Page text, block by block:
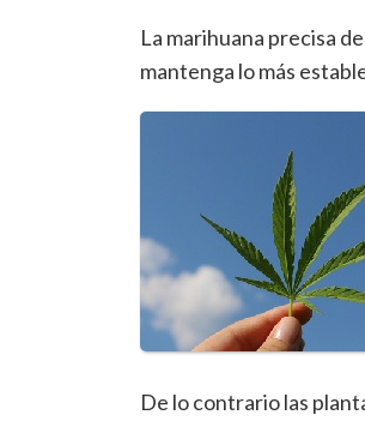
La marihuana precisa
mantenga lo más
De lo contrario las